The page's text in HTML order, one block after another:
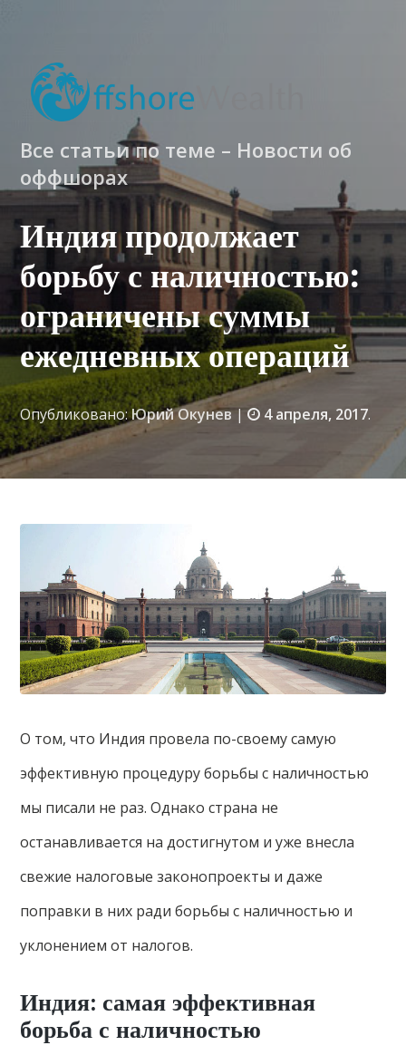
Все статьи по теме – Новости об
оффшорах
Индия продолжает
борьбу с наличностью:
ограничены суммы
ежедневных операций
Опубликовано:Юрий Окунев| 4 апреля, 2017.
О том, что Индия провела по-своему самую
эффективную процедуру борьбы с наличностью
мы писали не раз. Однако страна не
останавливается на достигнутом и уже внесла
свежие налоговые законопроекты и даже
поправки в них ради борьбы с наличностью и
уклонением от налогов.
Индия: самая эффективная
борьба с наличностью